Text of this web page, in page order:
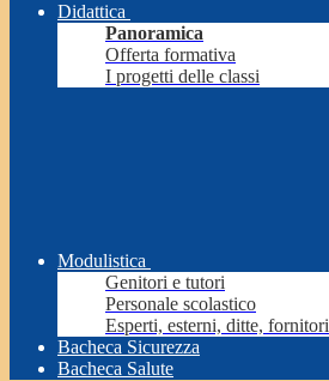
Didattica
Panoramica
Offerta formativa
I progetti delle classi
Modulistica
Genitori e tutori
Personale scolastico
Esperti, esterni, ditte, fornitori
Bacheca Sicurezza
Bacheca Salute